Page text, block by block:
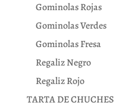
Gominolas Rojas
Gominolas Verdes
Gominolas Fresa
Regaliz Negro
Regaliz Rojo
TARTA DE CHUCHES